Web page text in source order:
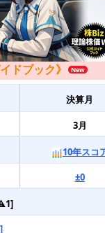
ドブック》
決算月
3月
10年スコ
±0